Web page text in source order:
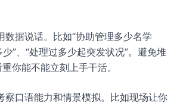
数据说话。比如“协助管理多少名学
少”、“处理过多少起突发状况”。避免堆
你能不能立刻上手干活。
察口语能力和情景模拟。比如现场让你